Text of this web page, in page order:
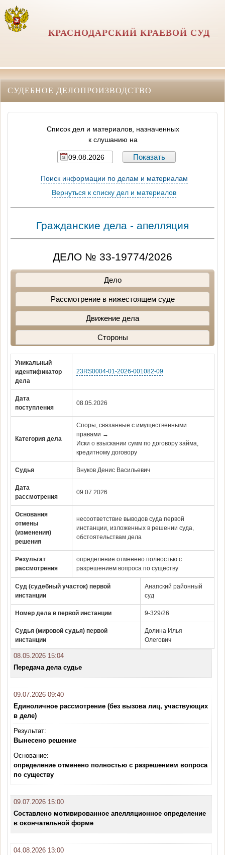
КРАСНОДАРСКИЙ КРАЕВОЙ СУД
СУДЕБНОЕ ДЕЛОПРОИЗВОДСТВО
Список дел и материалов, назначенных
к слушанию на
Поиск информации по делам и материалам
Вернуться к списку дел и материалов
Гражданские дела - апелляция
ДЕЛО № 33-19774/2026
Дело
Рассмотрение в нижестоящем суде
Движение дела
Стороны
Уникальный
идентификатор
дела
23RS0004-01-2026-001082-09
Дата
поступления
08.05.2026
Категория дела
Споры, связанные с имущественными
правами →
Иски о взыскании сумм по договору займа,
кредитному договору
Судья Внуков Денис Васильевич
Дата
рассмотрения
09.07.2026
Основания
отмены
(изменения)
решения
несоответствие выводов суда первой
инстанции, изложенных в решении суда,
обстоятельствам дела
Результат
рассмотрения
определение отменено полностью с
разрешением вопроса по существу
Суд (судебный участок) первой
инстанции
Анапский районный
суд
Номер дела в первой инстанции 9-329/26
Судья (мировой судья) первой
инстанции
Долина Илья
Олегович
08.05.2026 15:04
Передача дела судье
09.07.2026 09:40
Единоличное рассмотрение (без вызова лиц, участвующих
в деле)
Результат:
Вынесено решение
Основание:
определение отменено полностью с разрешением вопроса
по существу
09.07.2026 15:00
Составлено мотивированное апелляционное определение
в окончательной форме
04.08.2026 13:00